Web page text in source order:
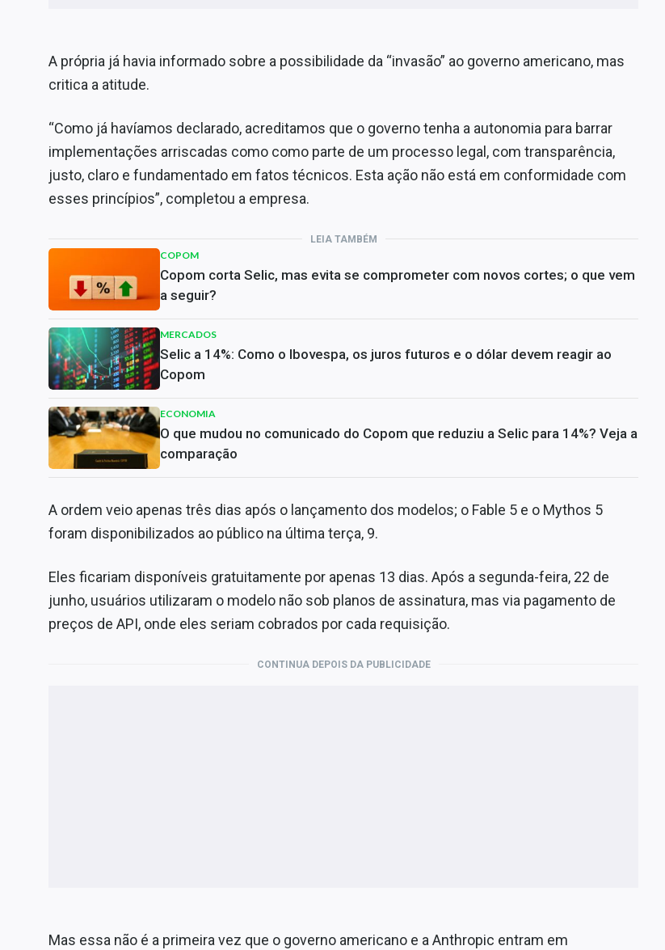
A própria já havia informado sobre a possibilidade da “invasão” ao governo americano, mas
critica a atitude.
“Como já havíamos declarado, acreditamos que o governo tenha a autonomia para barrar
implementações arriscadas como como parte de um processo legal, com transparência,
justo, claro e fundamentado em fatos técnicos. Esta ação não está em conformidade com
esses princípios”, completou a empresa.
LEIA TAMBÉM
COPOM
Copom corta Selic, mas evita se comprometer com novos cortes; o que vem
a seguir?
MERCADOS
Selic a 14%: Como o Ibovespa, os juros futuros e o dólar devem reagir ao
Copom
ECONOMIA
O que mudou no comunicado do Copom que reduziu a Selic para 14%? Veja a
comparação
A ordem veio apenas três dias após o lançamento dos modelos; o Fable 5 e o Mythos 5
foram disponibilizados ao público na última terça, 9.
Eles ficariam disponíveis gratuitamente por apenas 13 dias. Após a segunda-feira, 22 de
junho, usuários utilizaram o modelo não sob planos de assinatura, mas via pagamento de
preços de API, onde eles seriam cobrados por cada requisição.
CONTINUA DEPOIS DA PUBLICIDADE
Mas essa não é a primeira vez que o governo americano e a Anthropic entram em